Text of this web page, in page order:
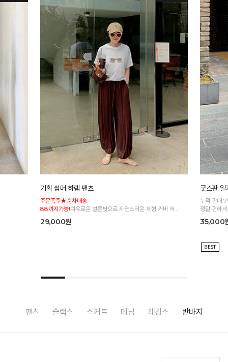
기획 썸머 하렘 팬츠
주문폭주★순차배송
88까지가능!여유로운 벌룬핏으로 자연스러운 체형 커버 허리
전체 밴딩으로 편안한 착용감
29,000원
굿스판
누적 판매
정말 편하
35,000
팬츠 슬랙스 스커트 데님 레깅스 반바지